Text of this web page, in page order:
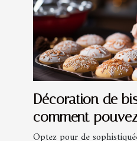
Décoration de
comment
?
Optez pour de